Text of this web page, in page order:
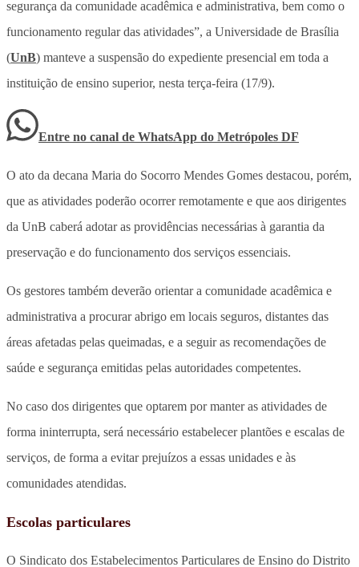
segurança da comunidade acadêmica e administrativa, bem como o
funcionamento regular das atividades”, a Universidade de Brasília
(UnB) manteve a suspensão do expediente presencial em toda a
instituição de ensino superior, nesta terça-feira (17/9).
Entre no canal de WhatsApp do Metrópoles DF
O ato da decana Maria do Socorro Mendes Gomes destacou, porém,
que as atividades poderão ocorrer remotamente e que aos dirigentes
da UnB caberá adotar as providências necessárias à garantia da
preservação e do funcionamento dos serviços essenciais.
Os gestores também deverão orientar a comunidade acadêmica e
administrativa a procurar abrigo em locais seguros, distantes das
áreas afetadas pelas queimadas, e a seguir as recomendações de
saúde e segurança emitidas pelas autoridades competentes.
No caso dos dirigentes que optarem por manter as atividades de
forma ininterrupta, será necessário estabelecer plantões e escalas de
serviços, de forma a evitar prejuízos a essas unidades e às
comunidades atendidas.
Escolas particulares
O Sindicato dos Estabelecimentos Particulares de Ensino do Distrito